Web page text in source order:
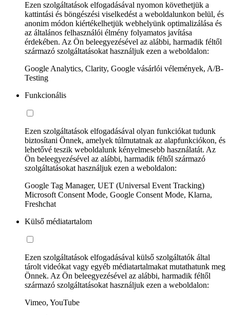
Ezen szolgáltatások elfogadásával nyomon követhetjük a
kattintási és böngészési viselkedést a weboldalunkon belül, és
anonim módon kiértékelhetjük webhelyünk optimalizálása és
az általános felhasználói élmény folyamatos javítása
érdekében. Az Ön beleegyezésével az alábbi, harmadik féltől
származó szolgáltatásokat használjuk ezen a weboldalon:
Google Analytics, Clarity, Google vásárlói vélemények, A/B-
Testing
Funkcionális
Ezen szolgáltatások elfogadásával olyan funkciókat tudunk
biztosítani Önnek, amelyek túlmutatnak az alapfunkciókon, és
lehetővé teszik weboldalunk kényelmesebb használatát. Az
Ön beleegyezésével az alábbi, harmadik féltől származó
szolgáltatásokat használjuk ezen a weboldalon:
Google Tag Manager, UET (Universal Event Tracking)
Microsoft Consent Mode, Google Consent Mode, Klarna,
Freshchat
Külső médiatartalom
Ezen szolgáltatások elfogadásával külső szolgáltatók által
tárolt videókat vagy egyéb médiatartalmakat mutathatunk meg
Önnek. Az Ön beleegyezésével az alábbi, harmadik féltől
származó szolgáltatásokat használjuk ezen a weboldalon:
Vimeo, YouTube